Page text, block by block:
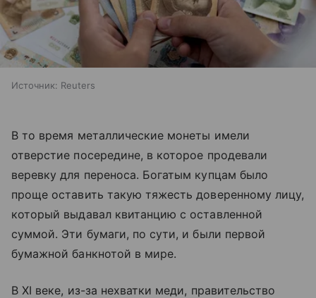
Источник: Reuters
В то время металлические монеты имели
отверстие посередине, в которое продевали
веревку для переноса. Богатым купцам было
проще оставить такую тяжесть доверенному лицу,
который выдавал квитанцию с оставленной
суммой. Эти бумаги, по сути, и были первой
бумажной банкнотой в мире.
В XI веке, из-за нехватки меди, правительство